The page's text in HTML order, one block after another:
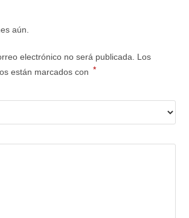
aún.
electrónico no será publicada. Los
están marcados con *